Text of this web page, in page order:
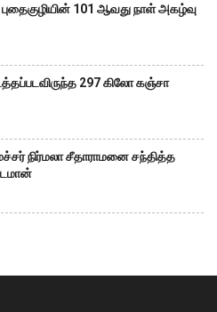
101 ஆவது நாள் அகழ்வு
297 கிலோ கஞ்சா
நிர்மலா சீதாராமனை சந்தித்த